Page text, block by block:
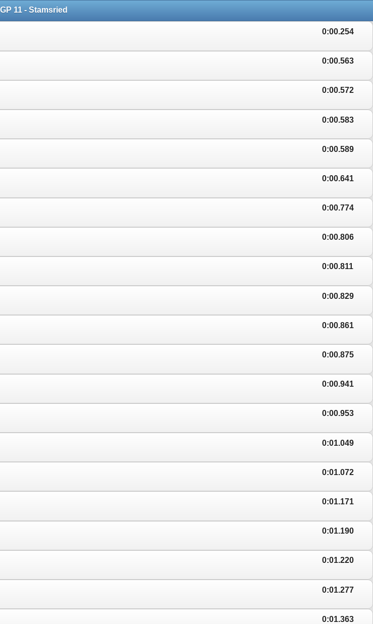
GP 11 - Stamsried
0:00.254
0:00.563
0:00.572
0:00.583
0:00.589
0:00.641
0:00.774
0:00.806
0:00.811
0:00.829
0:00.861
0:00.875
0:00.941
0:00.953
0:01.049
0:01.072
0:01.171
0:01.190
0:01.220
0:01.277
0:01.363